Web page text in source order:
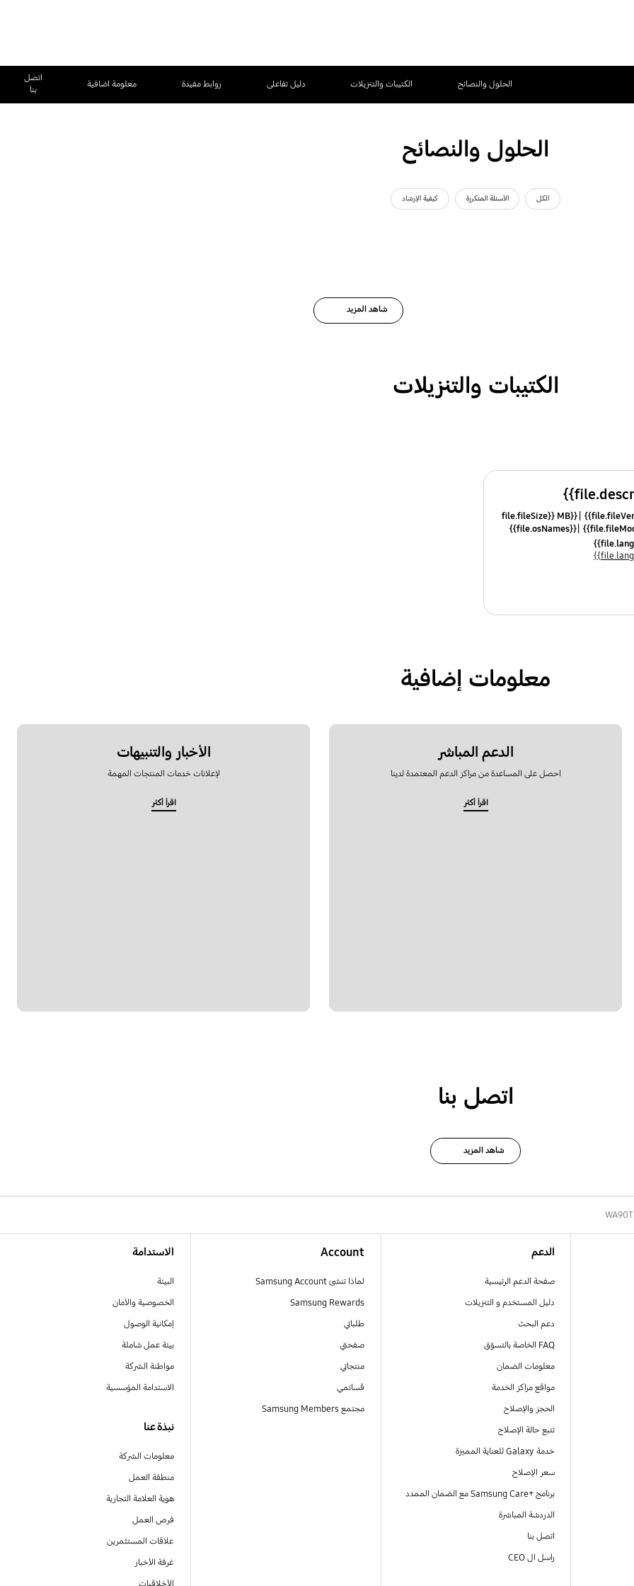
الحلول والنصائح الكتيبات والتنزيلات دليل تفاعلى روابط مفيدة معلومة اضافية
اتصل
بنا
الحلول والنصائح
الكل الأسئلة المتكررة كيفية الإرشاد
شاهد المزيد
الكتيبات والتنزيلات
{{file.fileSize}} MB
{{file.osNames}}
معلومات إضافية
الدعم المباشر
احصل على المساعدة من مراكز الدعم المعتمدة لدينا
اقرأ أكثر
الأخبار والتنبيهات
لإعلانات خدمات المنتجات المهمة
اقرأ أكثر
اتصل بنا
شاهد المزيد
الدعم
صفحة الدعم الرئيسية
دليل المستخدم و التنزيلات
دعم البحث
FAQ الخاصة بالتسوّق
معلومات الضمان
مواقع مراكز الخدمة
الحجز والإصلاح
تتبع حالة الإصلاح
خدمة Galaxy للعناية المميزة
سعر الإصلاح
برنامج +Samsung Care مع الضمان الممدد
الدردشة المباشرة
اتصل بنا
راسل ال CEO
Account
لماذا تنشئ Samsung Account
Samsung Rewards
طلباتي
صفحتي
منتجاتي
قسائمي
مجتمع Samsung Members
الاستدامة
البيئة
الخصوصية والأمان
إمكانية الوصول
بيئة عمل شاملة
مواطنة الشركة
الاستدامة المؤسسية
نبذة عنا
معلومات الشركة
منطقة العمل
هوية العلامة التجارية
فرص العمل
علاقات المستثمرين
غرفة الأخبار